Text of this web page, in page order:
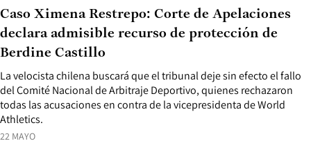
22 MAYO
La velocista chilena buscará que el tribunal deje sin efecto el fallo
del Comité Nacional de Arbitraje Deportivo, quienes rechazaron
todas las acusaciones en contra de la vicepresidenta de World
Athletics.
Caso Ximena Restrepo: Corte de Apelaciones
declara admisible recurso de protección de
Berdine Castillo